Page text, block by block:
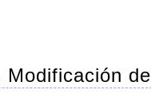
Modificación